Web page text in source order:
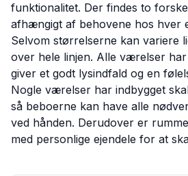
funktionalitet. Der findes to
afhængigt af behovene hos hver
Selvom størrelserne kan variere
over hele linjen. Alle værelser
giver et godt lysindfald og en
Nogle værelser har indbygget
så beboerne kan have alle
ved hånden. Derudover er
med personlige ejendele for at